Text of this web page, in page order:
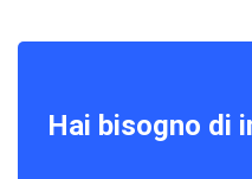
Hai bisogno di